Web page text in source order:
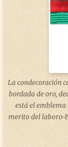
La condecoración
bordada de oro,
está el emblema
merito del laboro-